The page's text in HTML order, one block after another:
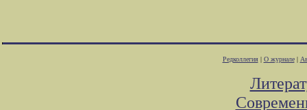
Редколлегия| О журнале|